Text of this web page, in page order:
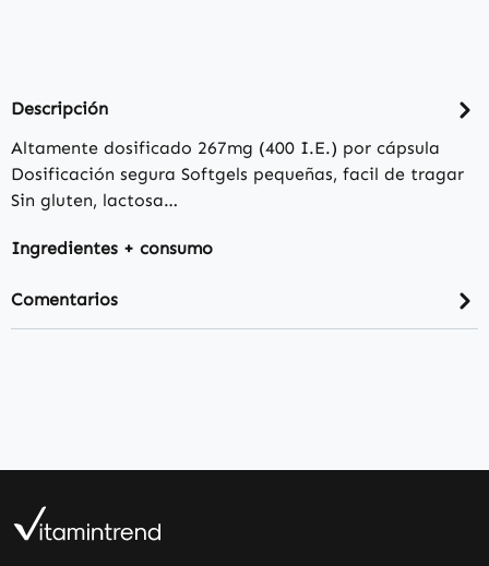
Descripción
Altamente dosificado 267mg (400 I.E.) por cápsula
Dosificación segura Softgels pequeñas, facil de tragar
Sin gluten, lactosa…
Ingredientes + consumo
Comentarios